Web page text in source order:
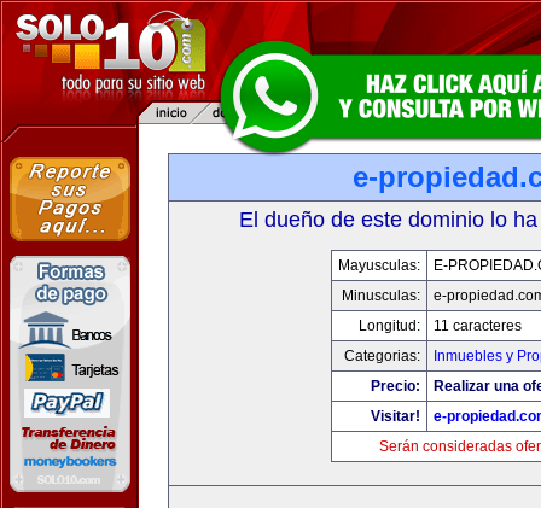
e-
El dueño de este dominio lo
Mayusculas:
E-
Minusculas:
e-
Longitud:
11 caracteres
Categorias:
Inmuebles y
Precio:
Realizar una
Visitar!
e-
Serán consideradas